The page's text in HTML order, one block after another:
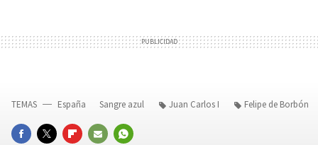
TEMAS España Sangre azul Juan Carlos I Felipe de Borbón